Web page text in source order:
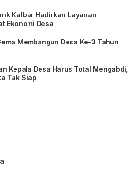
Kalbar Hadirkan Layanan
Ekonomi Desa
Membangun Desa Ke-3 Tahun
Kepala Desa Harus Total Mengabdi,
Tak Siap